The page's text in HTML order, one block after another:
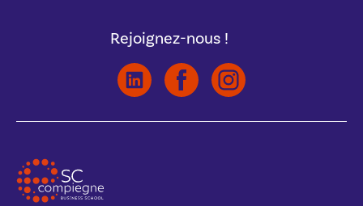
Rejoignez-nous !